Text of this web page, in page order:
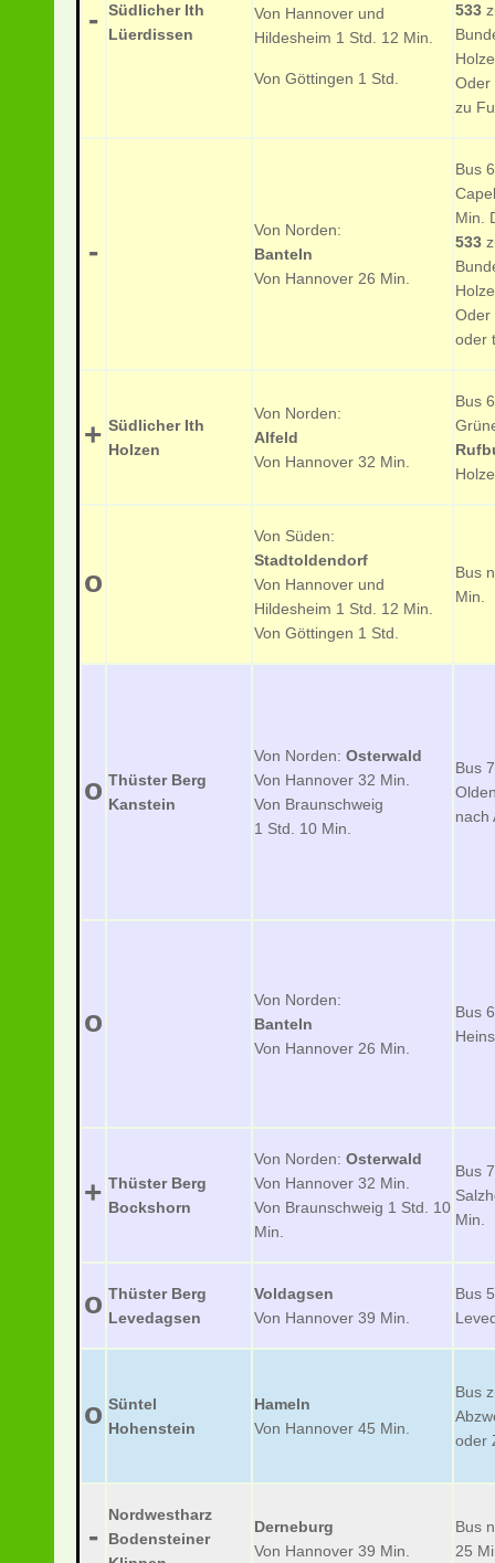
- Südlicher Ith
Lüerdissen
Von Hannover und
Hildesheim 1 Std. 12 Min.
Von Göttingen 1 Std.
533
Oder
zu
-
Von Norden:
Banteln
Von Hannover 26 Min.
Bus
Min.
533
Oder
oder
+ Südlicher Ith
Holzen
Von Norden:
Alfeld
Von Hannover 32 Min.
Bus
o
Von Süden:
Stadtoldendorf
Von Hannover und
Hildesheim 1 Std. 12 Min.
Von Göttingen 1 Std.
Bus
Min.
o Thüster Berg
Kanstein
Von Norden: Osterwald
Von Hannover 32 Min.
Von Braunschweig
1 Std. 10 Min.
Bus
nach
o
Von Norden:
Banteln
Von Hannover 26 Min.
Bus
+ Thüster Berg
Bockshorn
Von Norden: Osterwald
Von Hannover 32 Min.
Von Braunschweig 1 Std. 10
Min.
Bus
Min.
o Thüster Berg
Levedagsen
Voldagsen
Von Hannover 39 Min.
Bus
o Süntel
Hohenstein
Hameln
Von Hannover 45 Min.
Bus
oder
-
Nordwestharz
Bodensteiner
Derneburg
Von Hannover 39 Min.
Bus
25